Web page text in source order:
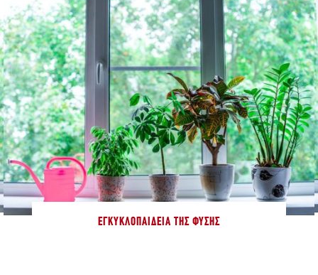
ΕΓΚΥΚΛΟΠΑΊΔΕΙΑ ΤΗΣ ΦΎΣΗΣ